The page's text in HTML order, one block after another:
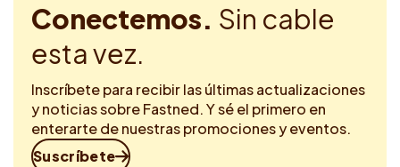
Conectemos. Sin cable
esta vez.
Inscríbete para recibir las últimas actualizaciones
y noticias sobre Fastned. Y sé el primero en
enterarte de nuestras promociones y eventos.
Suscríbete